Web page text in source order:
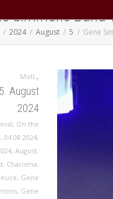
Simmons
2024 August 5 Gene
MotL,
5. August
2024
, On the
, 04.08.2024,
, August,
, Charisma,
, Gene
, Gene